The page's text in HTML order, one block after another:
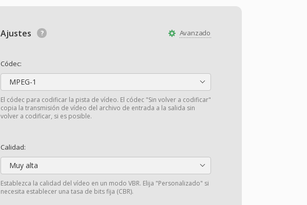
Avanzado
Ajustes
Códec:
MPEG-1
El códec para codificar la pista de vídeo. El códec "Sin volver a codificar"
copia la transmisión de vídeo del archivo de entrada a la salida sin
volver a codificar, si es posible.
Calidad:
Muy alta
Establezca la calidad del vídeo en un modo VBR. Elija "Personalizado" si
necesita establecer una tasa de bits fija (CBR).